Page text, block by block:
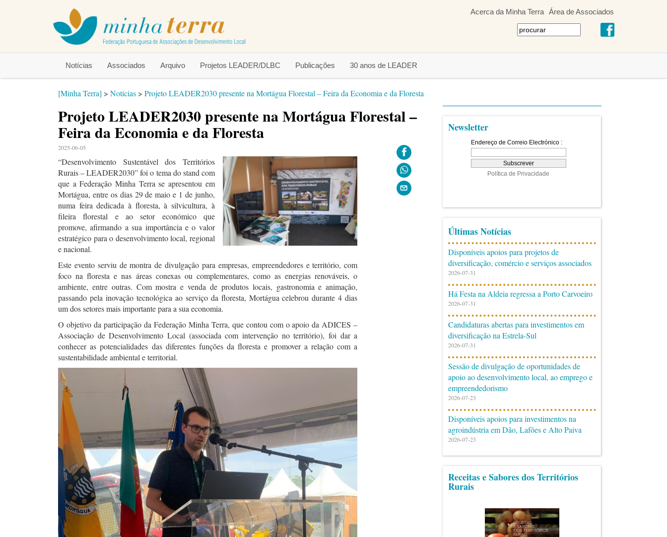
Acerca da Minha Terra Área de Associados
Notícias Associados Arquivo Projetos LEADER/DLBC Publicações 30 anos de LEADER
[Minha Terra] > Notícias > Projeto LEADER2030 presente na Mortágua Florestal – Feira da Economia e da Floresta
Projeto LEADER2030 presente na Mortágua Florestal –
Feira da Economia e da Floresta
2025-06-05
“Desenvolvimento Sustentável dos Territórios
Rurais – LEADER2030” foi o tema do stand com
que a Federação Minha Terra se apresentou em
Mortágua, entre os dias 29 de maio e 1 de junho,
numa feira dedicadaà floresta, à silvicultura, à
fileira florestal e ao setor económico que
promove, afirmando a sua importância e o valor
estratégico para o desenvolvimento local, regional
e nacional.
Este evento serviu de montra de divulgação para empresas, empreendedores e território, com
foco na floresta e nas áreas conexas ou complementares, como as energias renováveis, o
ambiente, entre outras. Com mostra e venda de produtos locais, gastronomia e animação,
passando pela inovação tecnológica ao serviço da floresta, Mortágua celebrou durante 4 dias
um dos setores mais importante para a sua economia.
O objetivo da participação da Federação Minha Terra, que contou com o apoio da ADICES –
Associação de Desenvolvimento Local (associada com intervenção no território), foi dar a
conhecer as potencialidades das diferentes funções da floresta e promover a relação com a
sustentabilidade ambiental e territorial.
Newsletter
Últimas Notícias
Disponíveis apoios para projetos de
diversificação, comércio e serviços associados
2026-07-31
Há Festa na Aldeia regressa a Porto Carvoeiro
2026-07-31
Candidaturas abertas para investimentos em
diversificação na Estrela-Sul
2026-07-31
Sessão de divulgação de oportunidades de
apoio ao desenvolvimento local, ao emprego e
empreendedorismo
2026-07-23
Disponíveis apoios para investimentos na
agroindústria em Dão, Lafões e Alto Paiva
2026-07-23
Receitas e Sabores dos Territórios
Rurais